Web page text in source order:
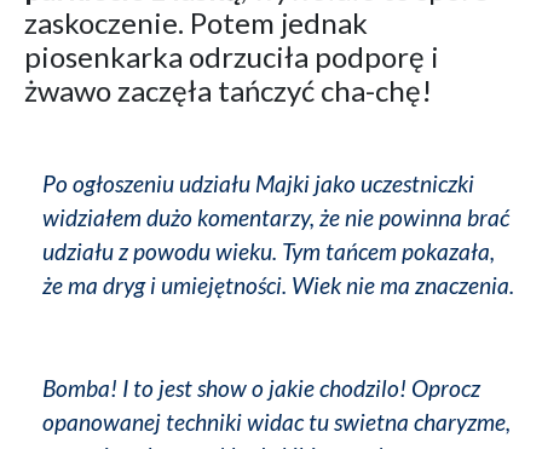
zaskoczenie. Potem jednak
piosenkarka odrzuciła podporę i
żwawo zaczęła tańczyć cha-chę!
Po ogłoszeniu udziału Majki jako uczestniczki
widziałem dużo komentarzy, że nie powinna brać
udziału z powodu wieku. Tym tańcem pokazała,
że ma dryg i umiejętności. Wiek nie ma znaczenia.
Bomba! I to jest show o jakie chodzilo! Oprocz
opanowanej techniki widac tu swietna charyzme,